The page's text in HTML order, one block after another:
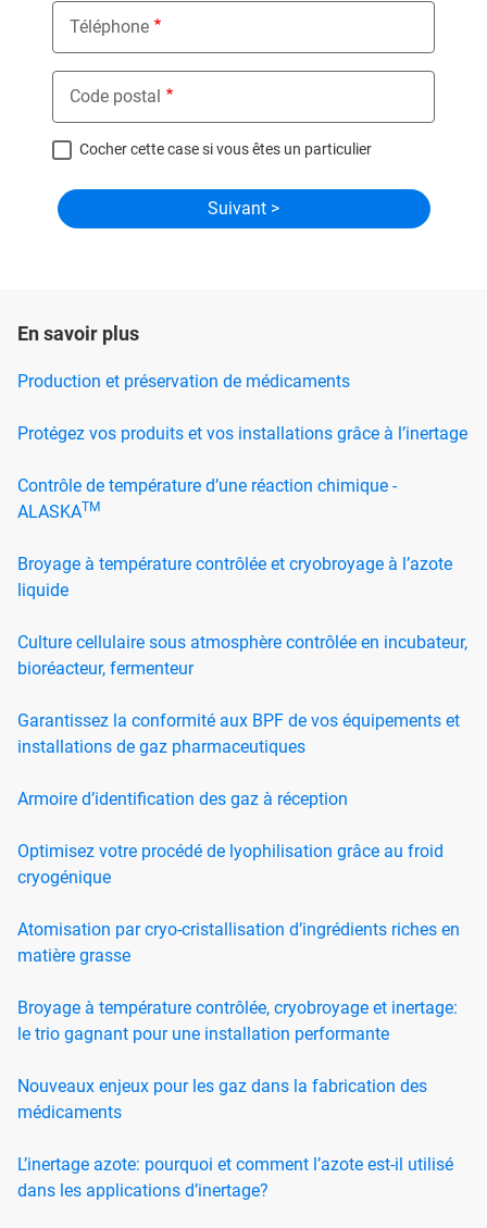
Téléphone
Code postal
Cocher cette case si vous êtes un particulier
En savoir plus
Production et préservation de médicaments
Protégez vos produits et vos installations grâce à l’inertage
Contrôle de température d’une réaction chimique -
ALASKATM
Broyage à température contrôlée et cryobroyage à l’azote
liquide
Culture cellulaire sous atmosphère contrôlée en incubateur,
bioréacteur, fermenteur
Garantissez la conformité aux BPF de vos équipements et
installations de gaz pharmaceutiques
Armoire d’identification des gaz à réception
Optimisez votre procédé de lyophilisation grâce au froid
cryogénique
Atomisation par cryo-cristallisation d’ingrédients riches en
matière grasse
Broyage à température contrôlée, cryobroyage et inertage:
le trio gagnant pour une installation performante
Nouveaux enjeux pour les gaz dans la fabrication des
médicaments
L’inertage azote: pourquoi et comment l’azote est-il utilisé
dans les applications d’inertage?